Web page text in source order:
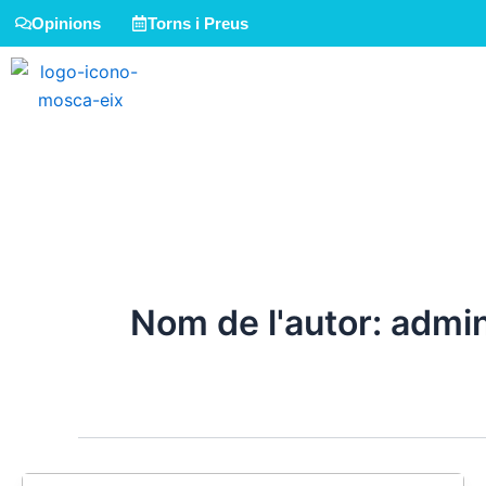
Vés
al
contingut
Opinions Torns i Preus
Nom de l'autor: